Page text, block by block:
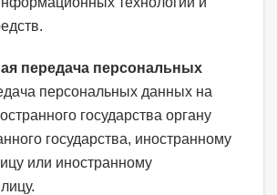
передача персональных
персональных данных на
государства органу
государства, иностранному
или иностранному